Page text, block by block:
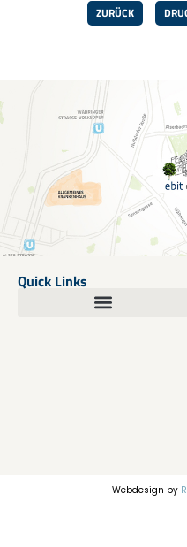
ZURÜCK
Quick Links
Webdesign by